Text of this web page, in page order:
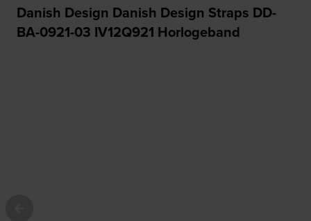
Danish Design Danish Design Straps DD-
BA-0921-03 IV12Q921 Horlogeband